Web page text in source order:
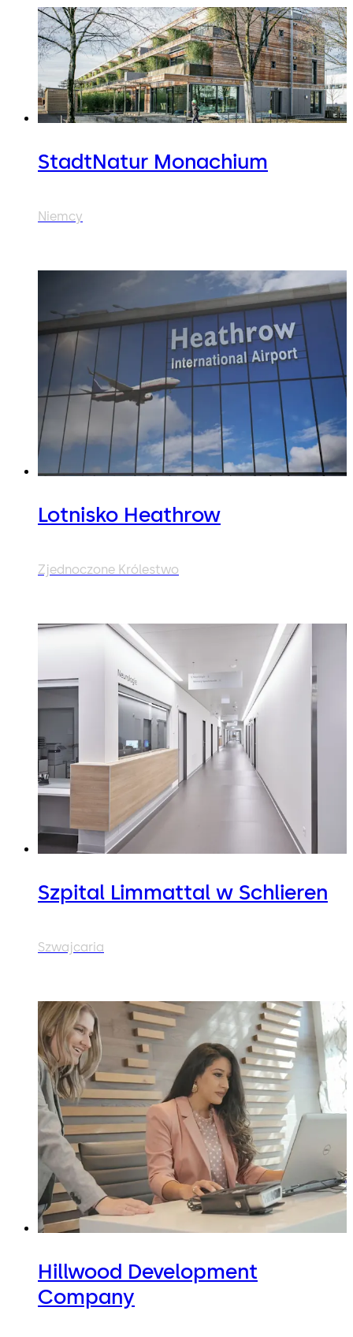
StadtNatur Monachium
Niemcy
Lotnisko Heathrow
Zjednoczone Królestwo
Szpital Limmattal w Schlieren
Szwajcaria
Hillwood Development
Company